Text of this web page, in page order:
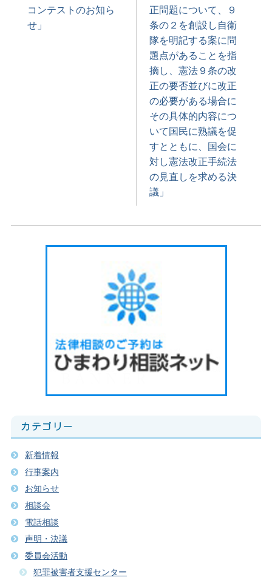
正問題について、９
条の２を創設し自衛
隊を明記する案に問
題点があることを指
摘し、憲法９条の改
正の要否並びに改正
の必要がある場合に
その具体的内容につ
いて国民に熟議を促
すとともに、国会に
対し憲法改正手続法
の見直しを求める決
議」
コンテストのお知ら
せ」
カテゴリー
新着情報
行事案内
お知らせ
相談会
電話相談
声明・決議
委員会活動
犯罪被害者支援センター